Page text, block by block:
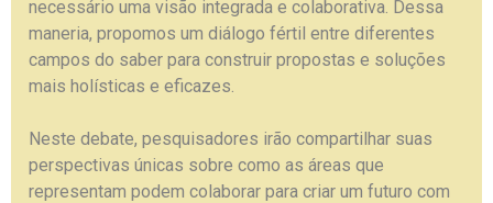
necessário uma visão integrada e colaborativa. Dessa
maneria, propomos um diálogo fértil entre diferentes
campos do saber para construir propostas e soluções
mais holísticas e eficazes.
Neste debate, pesquisadores irão compartilhar suas
perspectivas únicas sobre como as áreas que
representam podem colaborar para criar um futuro com